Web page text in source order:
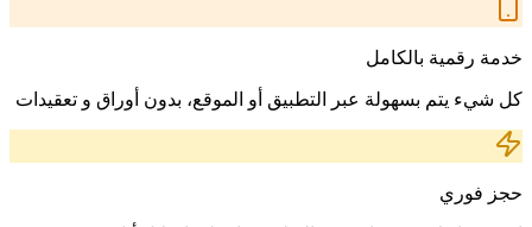
خدمة رقمية بالكامل
كل شيء يتم بسهولة عبر التطبيق أو الموقع، بدون أوراق و تعقيدات
حجز فوري